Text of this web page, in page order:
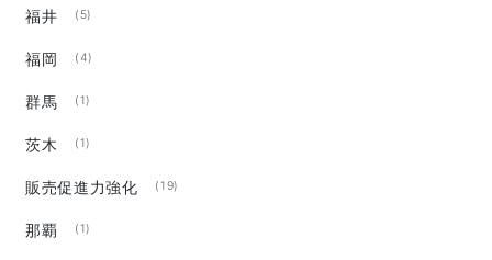
福井 (5)
福岡 (4)
群馬 (1)
茨木 (1)
販売促進力強化 (19)
那覇 (1)